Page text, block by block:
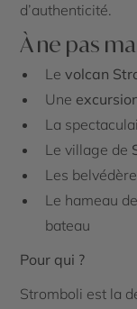
d’authenticité.
À ne pas
Levolcan
Une
La
Le village de
Les
Le hameau de
bateau
Pour qui ?
Stromboli est la